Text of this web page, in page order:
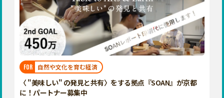
関東
茨城
栃木
群馬
鳥取 島根 岡山 広島 山口
徳島 香川 愛媛 高知
九州・沖縄
福岡 佐賀 長崎
宮崎
鹿児島 沖縄
FOR 自然や文化を育む経済
〈 "美味しい" の発見と共有〉をする拠点『SOAN』が京都
に！パートナー募集中